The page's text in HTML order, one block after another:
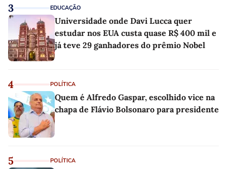
3 EDUCAÇÃO
Universidade onde Davi Lucca quer
estudar nos EUA custa quase R$ 400 mil e
já teve 29 ganhadores do prêmio Nobel
4 POLÍTICA
Quem é Alfredo Gaspar, escolhido vice na
chapa de Flávio Bolsonaro para presidente
5 POLÍTICA